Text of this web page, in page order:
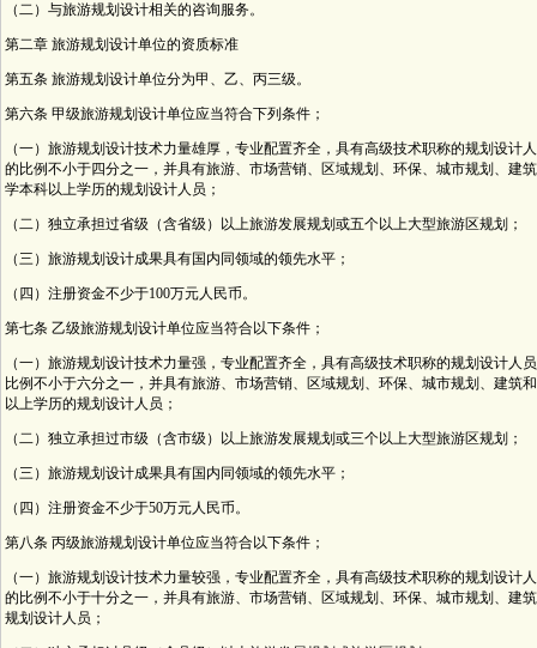
（二）与旅游规划设计相关的咨询服务。
第二章 旅游规划设计单位的资质标准
第五条 旅游规划设计单位分为甲、乙、丙三级。
第六条 甲级旅游规划设计单位应当符合下列条件；
（一）旅游规划设计技术力量雄厚，专业配置齐全，具有高级技术职称的规划设计
的比例不小于四分之一，并具有旅游、市场营销、区域规划、环保、城市规划、建
学本科以上学历的规划设计人员；
（二）独立承担过省级（含省级）以上旅游发展规划或五个以上大型旅游区规划；
（三）旅游规划设计成果具有国内同领域的领先水平；
（四）注册资金不少于100万元人民币。
第七条 乙级旅游规划设计单位应当符合以下条件；
（一）旅游规划设计技术力量强，专业配置齐全，具有高级技术职称的规划设计人
比例不小于六分之一，并具有旅游、市场营销、区域规划、环保、城市规划、建筑
以上学历的规划设计人员；
（二）独立承担过市级（含市级）以上旅游发展规划或三个以上大型旅游区规划；
（三）旅游规划设计成果具有国内同领域的领先水平；
（四）注册资金不少于50万元人民币。
第八条 丙级旅游规划设计单位应当符合以下条件；
（一）旅游规划设计技术力量较强，专业配置齐全，具有高级技术职称的规划设计
的比例不小于十分之一，并具有旅游、市场营销、区域规划、环保、城市规划、建
规划设计人员；